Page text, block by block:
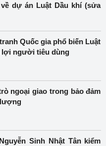
dự án Luật Dầu khí (sửa
Quốc gia phổ biến Luật
lợi người tiêu dùng
ngoại giao trong bảo đảm
Sinh Nhật Tân kiểm